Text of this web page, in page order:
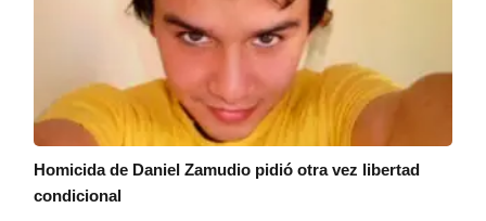
Homicida de Daniel Zamudio pidió otra vez libertad
condicional